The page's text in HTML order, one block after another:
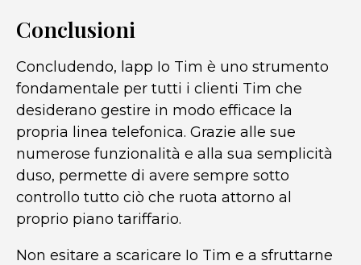
Conclusioni
Concludendo, lapp Io Tim è uno strumento
fondamentale per tutti i clienti Tim che
desiderano gestire in modo efficace la
propria linea telefonica. Grazie alle sue
numerose funzionalità e alla sua semplicità
duso, permette di avere sempre sotto
controllo tutto ciò che ruota attorno al
proprio piano tariffario.
Non esitare a scaricare Io Tim e a sfruttarne